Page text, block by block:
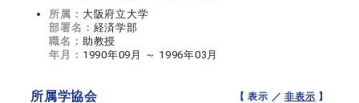
所属： 大阪府立大学
部署名： 経済学部
職名： 助教授
年月： 1990年09月 ～ 1996年03月
所属学協会 【 表示 ／非表示 】